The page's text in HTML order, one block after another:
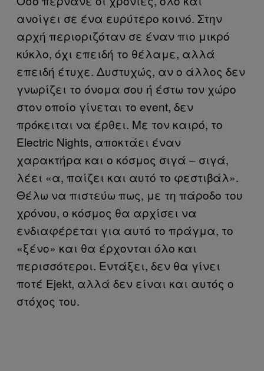
ανοίγει σε ένα ευρύτερο κοινό. Στην
αρχή περιοριζόταν σε έναν πιο μικρό
κύκλο, όχι επειδή το θέλαμε, αλλά
επειδή έτυχε. Δυστυχώς, αν ο άλλος δεν
γνωρίζει το όνομα σου ή έστω τον χώρο
στον οποίο γίνεται το event, δεν
πρόκειται να έρθει. Με τον καιρό, το
Electric Nights, αποκτάει έναν
χαρακτήρα και ο κόσμος σιγά – σιγά,
λέει «α, παίζει και αυτό το φεστιβάλ».
Θέλω να πιστεύω πως, με τη πάροδο του
χρόνου, ο κόσμος θα αρχίσει να
ενδιαφέρεται για αυτό το πράγμα, το
«ξένο» και θα έρχονται όλο και
περισσότεροι. Εντάξει, δεν θα γίνει
ποτέ Ejekt, αλλά δεν είναι και αυτός ο
στόχος του.